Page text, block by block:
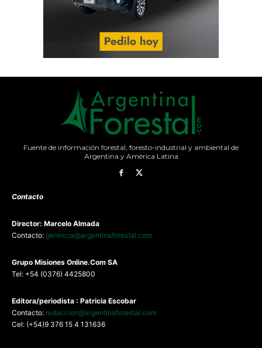
Fuente de información forestal, foresto-industrial y ambiental de
Argentina y América Latina
Contacto
Director: Marcelo Almada
Contacto: gerencia@argentinaforestal.com
Grupo Misiones Online.Com SA
Tel: +54 (0376) 4425800
Editora/periodista : Patricia Escobar
Contacto: redaccion@argentinaforestal.com
Cel: (+54)9 376 15 4 131636